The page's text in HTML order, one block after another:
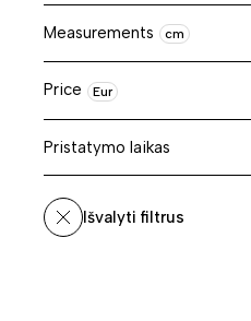
Measurements cm
Price Eur
Pristatymo laikas
Išvalyti filtrus